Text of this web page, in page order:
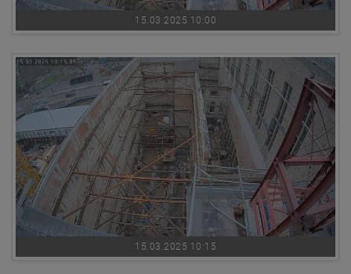
15.03.2025 10:00
15.03.2025 10:15